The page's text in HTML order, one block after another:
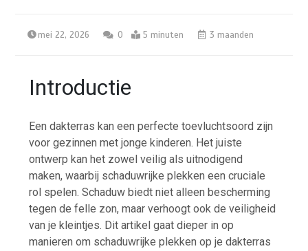
mei 22, 2026 0 5 minuten 3 maanden
Introductie
Een dakterras kan een perfecte toevluchtsoord zijn
voor gezinnen met jonge kinderen. Het juiste
ontwerp kan het zowel veilig als uitnodigend
maken, waarbij schaduwrijke plekken een cruciale
rol spelen. Schaduw biedt niet alleen bescherming
tegen de felle zon, maar verhoogt ook de veiligheid
van je kleintjes. Dit artikel gaat dieper in op
manieren om schaduwrijke plekken op je dakterras